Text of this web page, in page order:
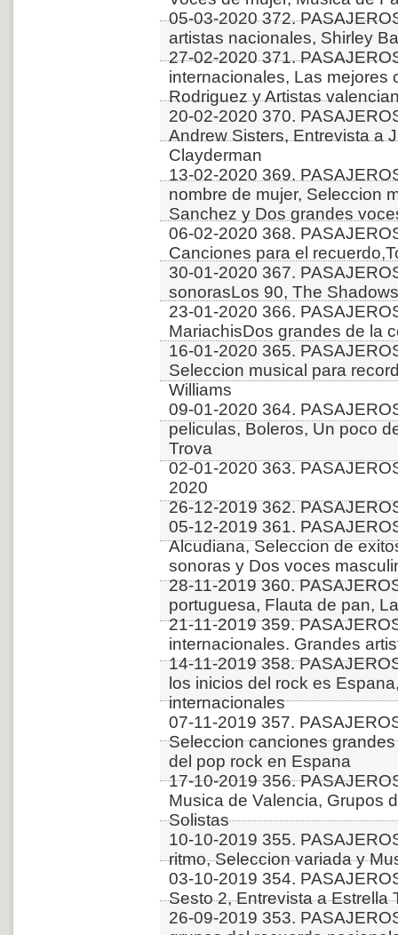
05-03-2020 372.
artistas nacionales, Shirley
27-02-2020 371.
internacionales, Las
Rodriguez y Artistas
20-02-2020 370.
Andrew Sisters, Entrevista a
Clayderman
13-02-2020 369.
nombre de mujer, Seleccion
Sanchez y Dos grandes
06-02-2020 368.
Canciones para el
30-01-2020 367.
sonorasLos 90, The
23-01-2020 366.
MariachisDos grandes de la
16-01-2020 365.
Seleccion musical para
Williams
09-01-2020 364.
peliculas, Boleros, Un poco
Trova
02-01-2020 363.
2020
26-12-2019 362.
05-12-2019 361.
Alcudiana, Seleccion de
sonoras y Dos voces
28-11-2019 360.
portuguesa, Flauta de pan,
21-11-2019 359.
internacionales. Grandes
14-11-2019 358.
los inicios del rock es
internacionales
07-11-2019 357.
Seleccion canciones
del pop rock en Espana
17-10-2019 356.
Musica de Valencia, Grupos
Solistas
10-10-2019 355.
ritmo, Seleccion variada y
03-10-2019 354.
Sesto 2, Entrevista a Estrella
26-09-2019 353.